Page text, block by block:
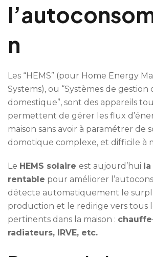
n
Les “HEMS” (pour Home Energy
Systems), ou “Systèmes de gestion
domestique”, sont des appareils
permettent de gérer les flux
maison sans avoir à paramétrer de
domotique complexe, et difficile à
Le HEMS solaire est aujourd’hui
rentable pour améliorer
détecte automatiquement le
production et le redirige vers tous
pertinents dans la maison :
radiateurs, IRVE, etc.